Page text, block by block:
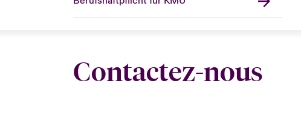
Contactez-nous